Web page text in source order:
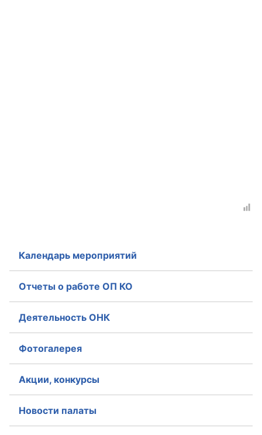
Календарь мероприятий
Отчеты о работе ОП КО
Деятельность ОНК
Фотогалерея
Акции, конкурсы
Новости палаты